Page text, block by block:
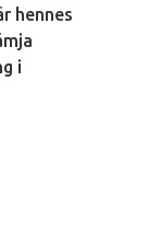
hennes
i